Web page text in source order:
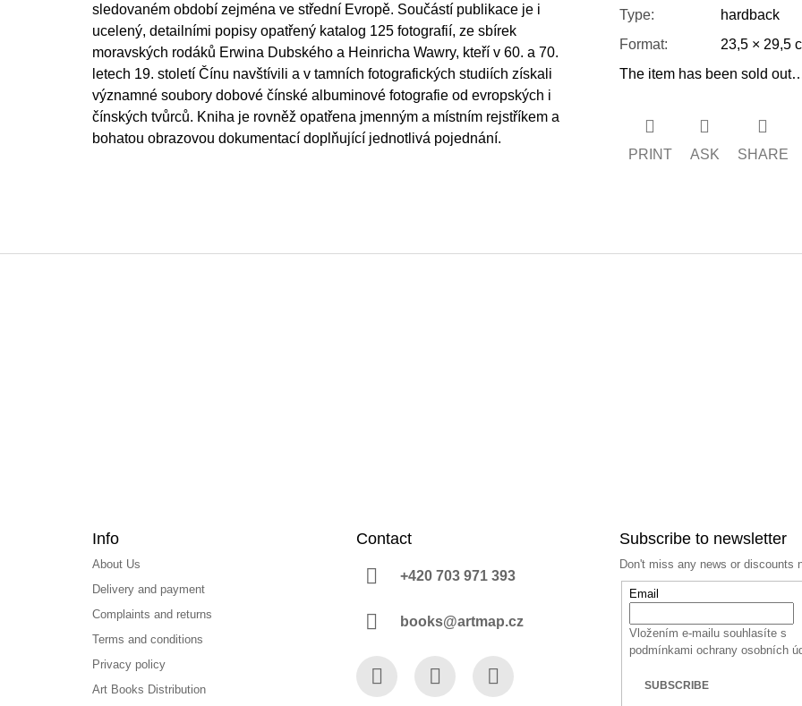
sledovaném období zejména ve střední Evropě. Součástí publikace je i
ucelený, detailními popisy opatřený katalog 125 fotografií, ze sbírek
moravských rodáků Erwina Dubského a Heinricha Wawry, kteří v 60. a 70.
letech 19. století Čínu navštívili a v tamních fotografických studiích získali
významné soubory dobové čínské albuminové fotografie od evropských i
čínských tvůrců. Kniha je rovněž opatřena jmenným a místním rejstříkem a
bohatou obrazovou dokumentací doplňující jednotlivá pojednání.
Type:
hardback
Format:
23,5 × 29,5
The item has been sold
PRINT ASK SHARE
Info
About Us
Delivery and payment
Complaints and returns
Terms and conditions
Privacy policy
Art Books Distribution
Contact
+420 703 971 393
books@artmap.cz
Subscribe to newsletter
Don't miss any news or discounts
Email
Vložením e-mailu souhlasíte s
podmínkami ochrany osobních
SUBSCRIBE